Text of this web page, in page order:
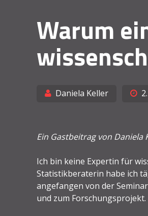
Warum
Daniela Keller
Ein Gastbeitrag von Daniela
Ich bin keine Expertin für
Statistikberaterin habe ich
angefangen von der
und zum Forschungsprojekt.